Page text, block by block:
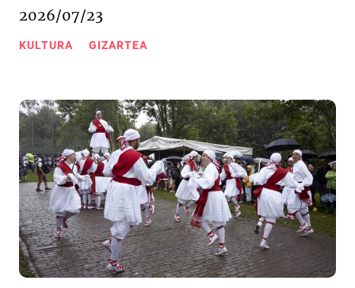
2026/07/23
KULTURA GIZARTEA